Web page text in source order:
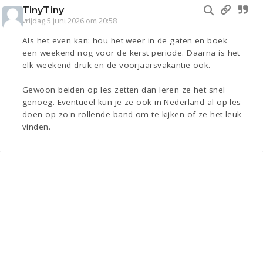
TinyTiny
vrijdag 5 juni 2026 om 20:58
Als het even kan: hou het weer in de gaten en boek
een weekend nog voor de kerst periode. Daarna is het
elk weekend druk en de voorjaarsvakantie ook.
Gewoon beiden op les zetten dan leren ze het snel
genoeg. Eventueel kun je ze ook in Nederland al op les
doen op zo'n rollende band om te kijken of ze het leuk
vinden.